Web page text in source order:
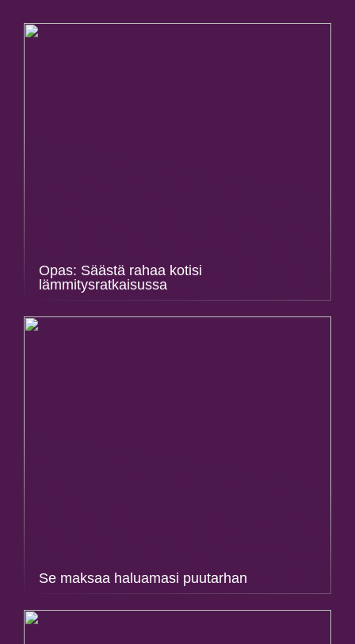
Opas: Säästä rahaa kotisi
lämmitysratkaisussa
Se maksaa haluamasi puutarhan